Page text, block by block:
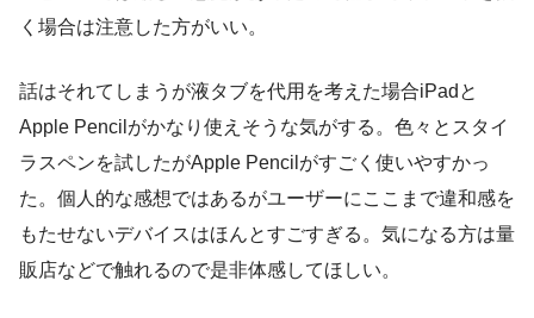
く場合は注意した方がいい。
話はそれてしまうが液タブを代用を考えた場合iPadと
Apple Pencilがかなり使えそうな気がする。色々とスタイ
ラスペンを試したがApple Pencilがすごく使いやすかっ
た。個人的な感想ではあるがユーザーにここまで違和感を
もたせないデバイスはほんとすごすぎる。気になる方は量
販店などで触れるので是非体感してほしい。